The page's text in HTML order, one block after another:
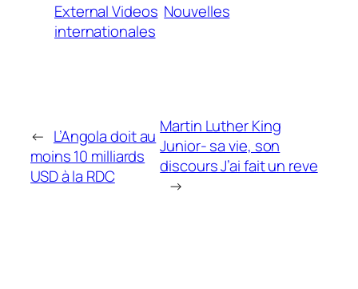
External Videos Nouvelles
internationales
← L’Angola doit au
moins 10 milliards
USD à la RDC
Martin Luther King
Junior- sa vie, son
discours J’ai fait un reve
→